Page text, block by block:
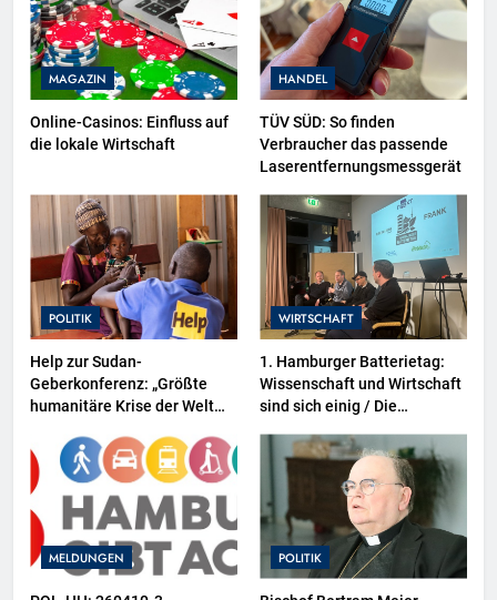
MAGAZIN
Online-Casinos: Einfluss auf
die lokale Wirtschaft
HANDEL
TÜV SÜD: So finden
Verbraucher das passende
Laserentfernungsmessgerät
POLITIK
Help zur Sudan-
Geberkonferenz: „Größte
humanitäre Krise der Welt
WIRTSCHAFT
1. Hamburger Batterietag:
Wissenschaft und Wirtschaft
sind sich einig / Die
Speicher, nicht Stillstand
MELDUNGEN POLITIK